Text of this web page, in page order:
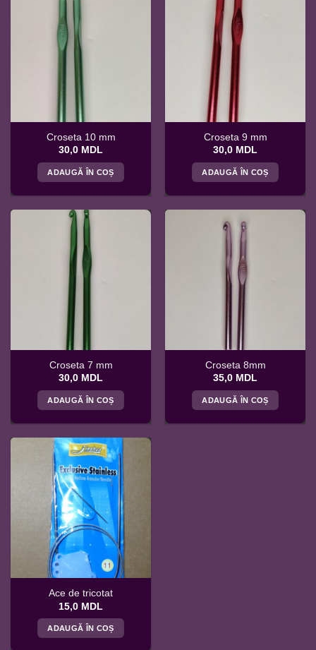
Croseta 10 mm
30,0 MDL
ADAUGĂ ÎN COȘ
Croseta 9 mm
30,0 MDL
ADAUGĂ ÎN COȘ
Croseta 7 mm
30,0 MDL
ADAUGĂ ÎN COȘ
Croseta 8mm
35,0 MDL
ADAUGĂ ÎN COȘ
Ace de tricotat
15,0 MDL
ADAUGĂ ÎN COȘ